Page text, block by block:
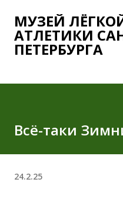
К
МУЗЕЙ
АТЛЕТИКИ
ПЕТЕРБУРГА
Всё-таки
24.2.25